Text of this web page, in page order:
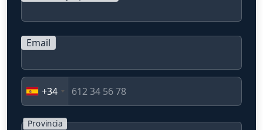
Email
+34
Provincia